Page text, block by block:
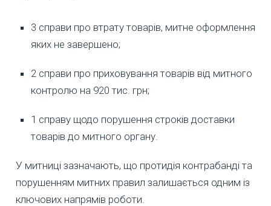
3 справи про втрату товарів, митне оформлення
яких не завершено;
2 справи про приховування товарів від митного
контролю на 920 тис. грн;
1 справу щодо порушення строків доставки
товарів до митного органу.
У митниці зазначають, що протидія контрабанді та
порушенням митних правил залишається одним із
ключових напрямів роботи.